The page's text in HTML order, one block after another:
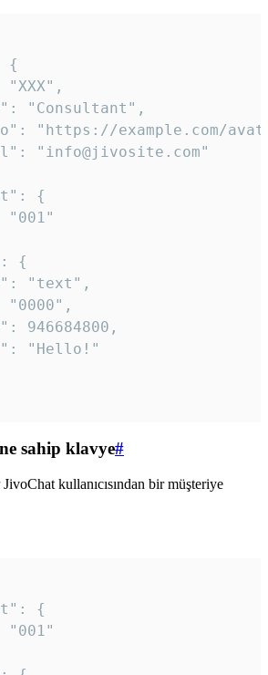
sahip klavye#
kullanıcısından bir müşteriye